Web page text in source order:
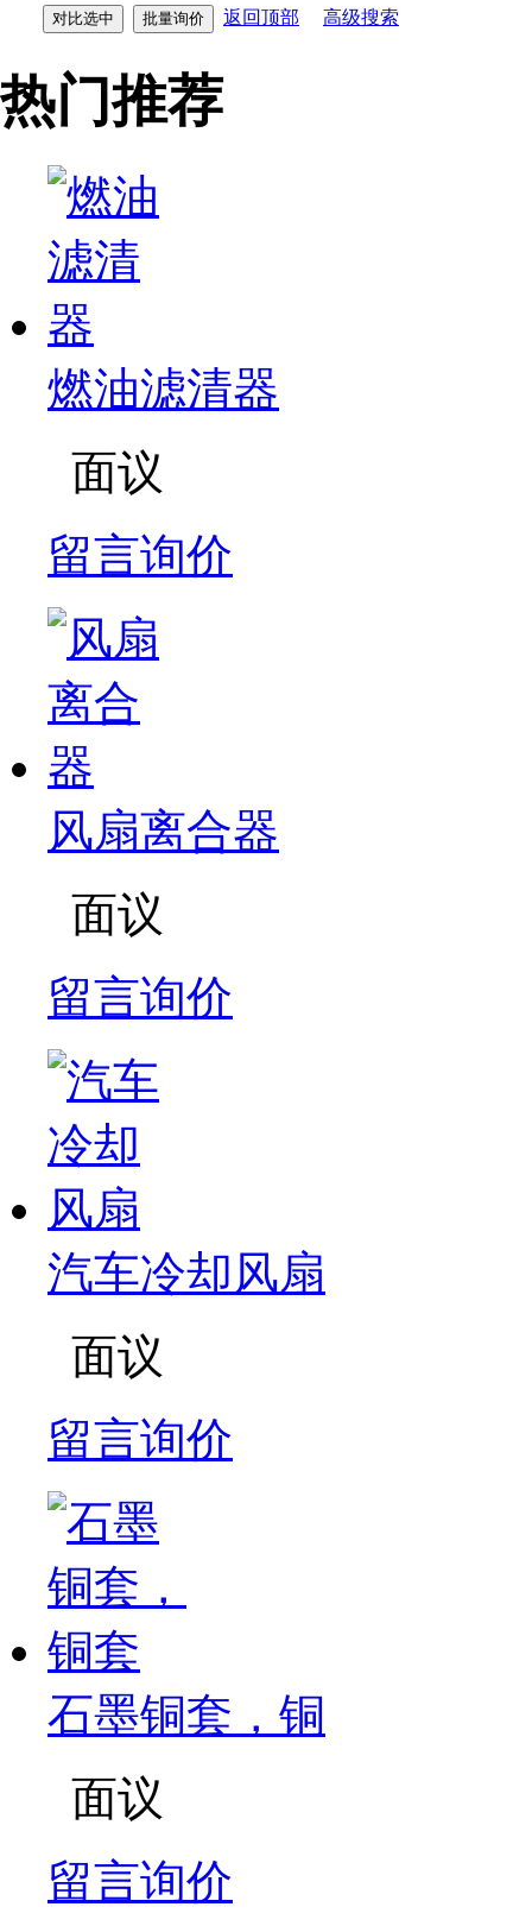
返回顶部 高级搜索
热门推荐
燃油滤清器
面议
留言询价
风扇离合器
面议
留言询价
汽车冷却风扇
面议
留言询价
石墨铜套，铜
面议
留言询价